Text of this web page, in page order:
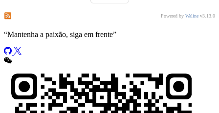
Powered by Waline v3.13.0
“Mantenha a paixão, siga em frente”